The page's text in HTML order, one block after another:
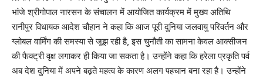
भांजे श्रीगोपाल नारसन के संचालन में आयोजित कार्यक्रम में मुख्य अतिथि
रानीपुर विधायक आदेश चौहान ने कहा कि आज पूरी दुनिया जलवायु परिवर्तन और
ग्लोबल वार्मिंग की समस्या से जूझ रही है, इस चुनौती का सामना केवल आक्सीजन
की फैक्ट्री वृक्ष लगाकर ही किया जा सकता है। उन्होंने कहा कि हरेला प्रकृति पर्व
अब देश दुनिया में अपने बढ़ते महत्व के कारण अलग पहचान बना रहा है। उन्होंने